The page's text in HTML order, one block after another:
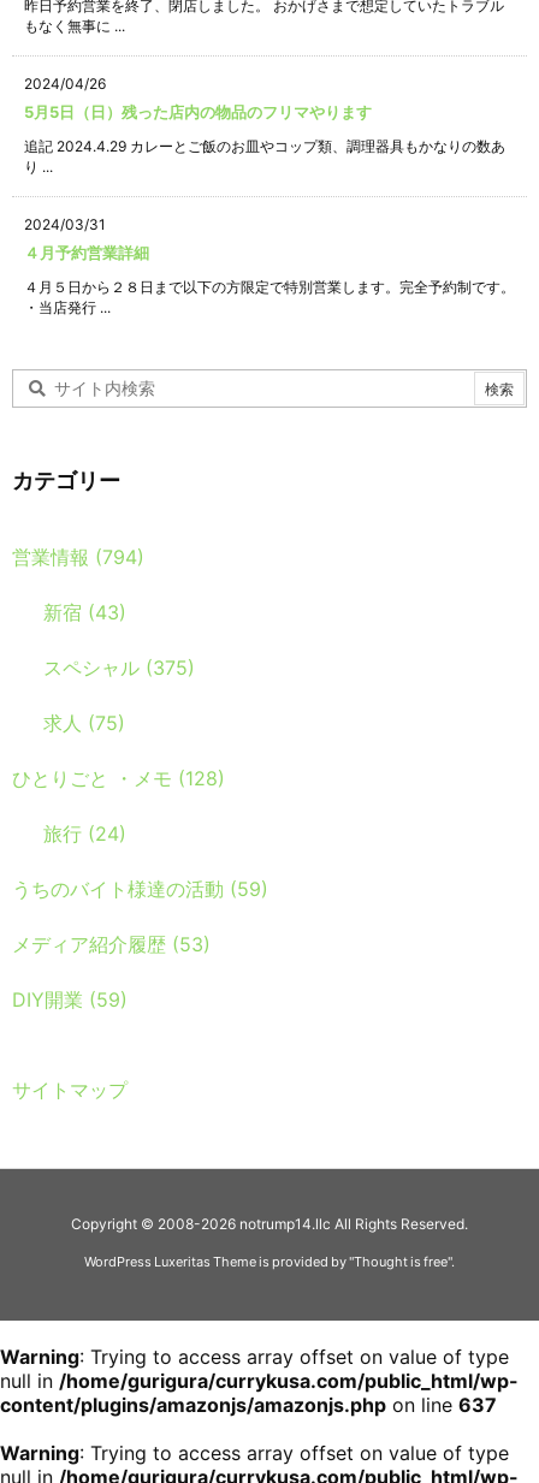
昨日予約営業を終了、閉店しました。 おかげさまで想定していたトラブル
もなく無事に ...
2024/04/26
5月5日（日）残った店内の物品のフリマやります
追記 2024.4.29 カレーとご飯のお皿やコップ類、調理器具もかなりの数あ
り ...
2024/03/31
４月予約営業詳細
４月５日から２８日まで以下の方限定で特別営業します。完全予約制です。
・当店発行 ...
カテゴリー
営業情報 (794)
新宿 (43)
スペシャル (375)
求人 (75)
ひとりごと ・メモ (128)
旅行 (24)
うちのバイト様達の活動 (59)
メディア紹介履歴 (53)
DIY開業 (59)
サイトマップ
Copyright © 2008-2026 notrump14.llc All Rights Reserved.
WordPress Luxeritas Theme is provided by "Thought is free".
Warning: Trying to access array offset on value of type
null in /home/gurigura/currykusa.com/public_html/wp-
content/plugins/amazonjs/amazonjs.php on line 637
Warning: Trying to access array offset on value of type
null in /home/gurigura/currykusa.com/public_html/wp-